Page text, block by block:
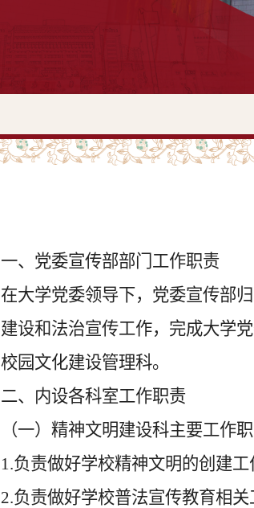
一、党委宣传部部门工作职责
在大学党委领导下， 党委宣传部
设和法治宣传工作，完成大学
园文化建设管理科。
二、内设各科室工作职责
（一）精神文明建设科主要工作职
1.负责做好学校精神文明的创建
2.负责做好学校普法宣传教育相